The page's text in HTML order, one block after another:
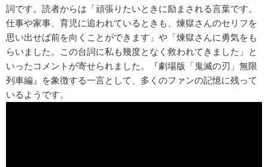
詞です。読者からは「頑張りたいときに励まされる言葉です。
仕事や家事、育児に追われているときも、煉獄さんのセリフを
思い出せば前を向くことができます」や「煉獄さんに勇気をも
らいました。この台詞に私も幾度となく救われてきました」と
いったコメントが寄せられました。『劇場版「鬼滅の刃」無限
列車編』を象徴する一言として、多くのファンの記憶に残って
いるようです。